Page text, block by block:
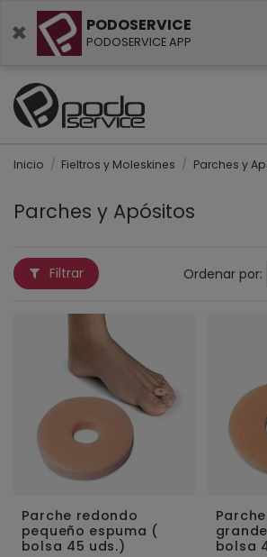
× PODOSERVICE
PODOSERVICE APP
Inicio Fieltros y Moleskines Parches y
Parches y Apósitos
Filtrar Ordenar por:
Parche redondo
pequeño espuma (
bolsa 45 uds.)
bolsa